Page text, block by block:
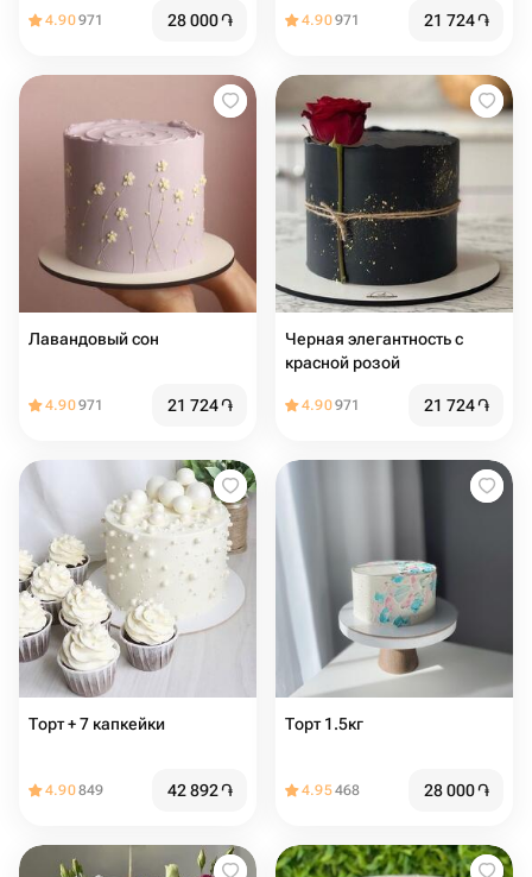
4.90971 28 000֏ 4.90971 21 724֏
Лавандовый сон
4.90971 21 724֏
Черная элегантность с
красной розой
4.90971 21 724֏
Торт + 7 капкейки
4.90849 42 892֏
Торт 1.5кг
4.95468 28 000֏